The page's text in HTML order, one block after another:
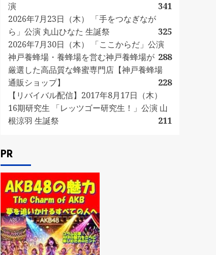
演
341
2026年7月23日（木） 「手をつなぎなが
ら」公演 丸山ひなた 生誕祭
325
2026年7月30日（木） 「ここからだ」公演
288
神戸養蜂場・養蜂場を営む神戸養蜂場が
厳選した高品質な蜂蜜専門店【神戸養蜂場
通販ショップ】
228
【リバイバル配信】2017年8月17日（木）
16期研究生 「レッツゴー研究生！」公演 山
根涼羽 生誕祭
211
PR